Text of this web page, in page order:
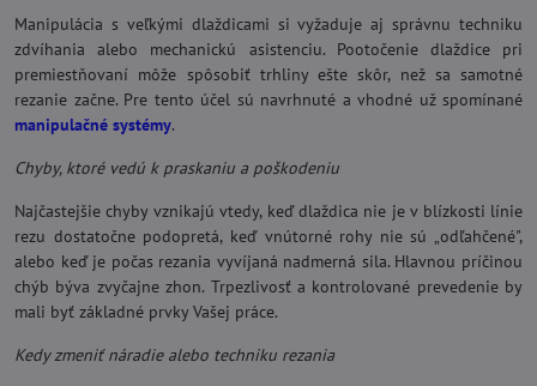
Manipulácia s veľkými dlaždicami si vyžaduje aj správnu techniku
zdvíhania alebo mechanickú asistenciu. Pootočenie dlaždice pri
premiestňovaní môže spôsobiť trhliny ešte skôr, než sa samotné
rezanie začne. Pre tento účel sú navrhnuté a vhodné už spomínané
manipulačné systémy.
Chyby, ktoré vedú k praskaniu a poškodeniu
Najčastejšie chyby vznikajú vtedy, keď dlaždica nie je v blízkosti línie
rezu dostatočne podopretá, keď vnútorné rohy nie sú „odľahčené",
alebo keď je počas rezania vyvíjaná nadmerná sila. Hlavnou príčinou
chýb býva zvyčajne zhon. Trpezlivosť a kontrolované prevedenie by
mali byť základné prvky Vašej práce.
Kedy zmeniť náradie alebo techniku rezania